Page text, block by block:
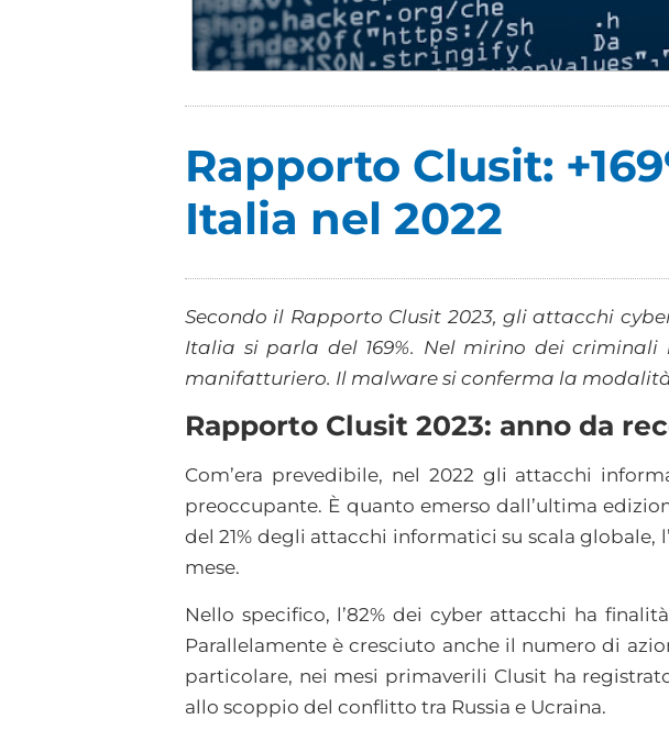
Rapporto Clusit:
Italia nel 2022
Secondo il Rapporto Clusit 2023, gli attacchi
Italia si parla del 169%. Nel mirino dei
manifatturiero. Il malware si conferma la
Rapporto Clusit 2023: anno da
Com’era prevedibile, nel 2022 gli attacchi
preoccupante. È quanto emerso dall’ultima
del 21% degli attacchi informatici su scala globale,
mese.
Nello specifico, l’82% dei cyber attacchi ha
Parallelamente è cresciuto anche il numero di
particolare, nei mesi primaverili Clusit ha
allo scoppio del conflitto tra Russia e Ucraina.